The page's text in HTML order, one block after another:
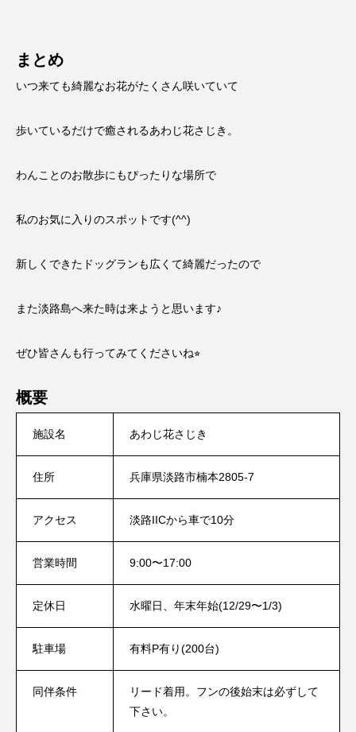
まとめ
いつ来ても綺麗なお花がたくさん咲いていて
歩いているだけで癒されるあわじ花さじき。
わんことのお散歩にもぴったりな場所で
私のお気に入りのスポットです(^^)
新しくできたドッグランも広くて綺麗だったので
また淡路島へ来た時は来ようと思います♪
ぜひ皆さんも行ってみてくださいね⭐︎
概要
施設名 あわじ花さじき
住所 兵庫県淡路市楠本2805-7
アクセス 淡路IICから車で10分
営業時間 9:00〜17:00
定休日 水曜日、年末年始(12/29〜1/3)
駐車場 有料P有り(200台)
同伴条件
リード着用。フンの後始末は必ずして
下さい。